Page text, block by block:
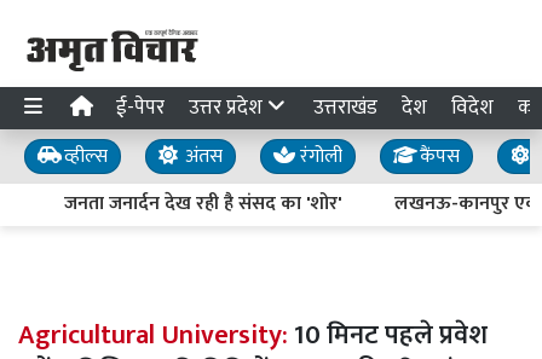
ई-पेपर उत्तर प्रदेश उत्तराखंड देश विदेश
व्हील्स अंतस रंगोली कैंपस
जनता जनार्दन देख रही है संसद का 'शोर'
लखनऊ-कानपुर
Agricultural University:10 मिनट पहले प्रवेश